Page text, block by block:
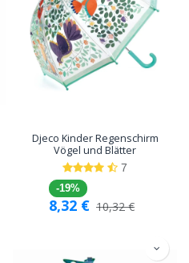
Djeco Kinder Regenschirm
Vögel und Blätter
7
-19%
8,32 € 10,32€